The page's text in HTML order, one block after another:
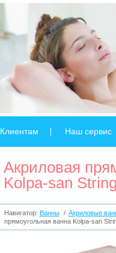
Клиентам Наш сервис
Акриловая
Kolpa-san
Навигатор: Ванны / Акриловые
прямоугольная ванна Kolpa-san